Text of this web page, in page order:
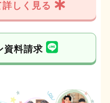
しく見る
資料請求